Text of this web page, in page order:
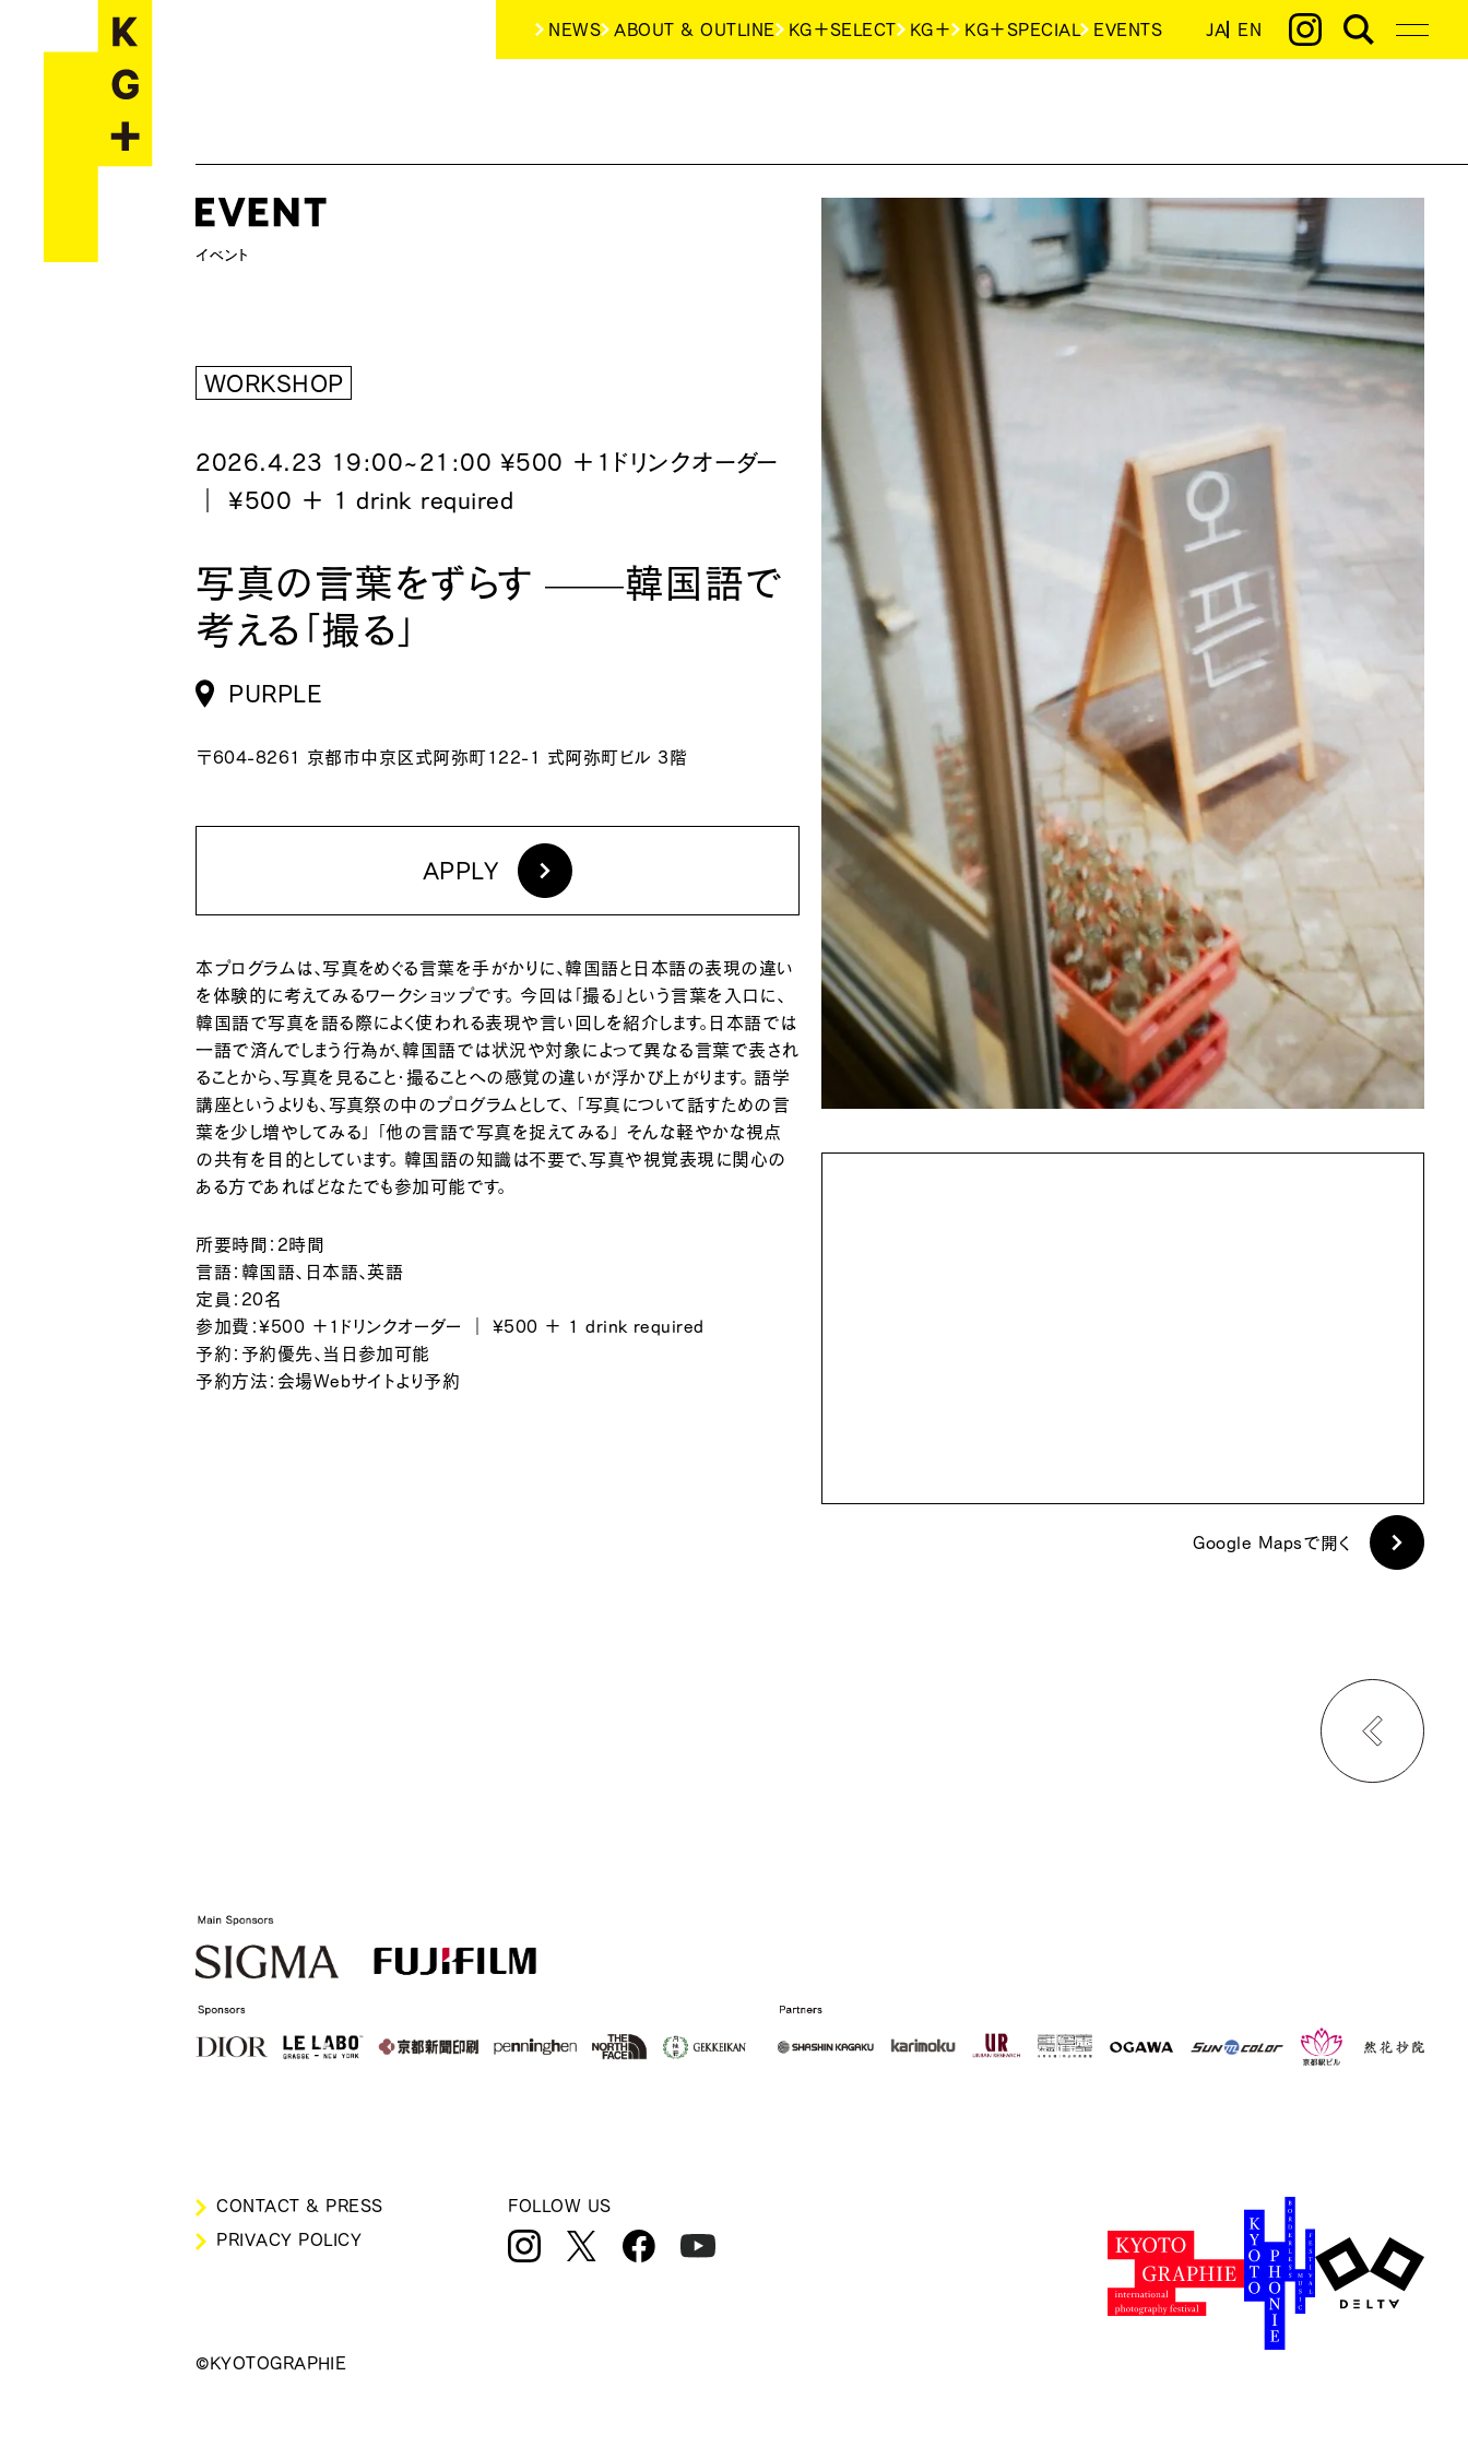
NEWS ABOUT & OUTLINE KG＋SELECT KG＋ KG＋SPECIAL EVENTS JA EN
WORKSHOP
2026.4.23 19:00~21:00 ¥500 ＋1ドリンクオーダー
｜ ¥500 ＋ 1 drink required
写真の言葉をずらす ——韓国語で
考える「撮る」
PURPLE
〒604-8261 京都市中京区式阿弥町122-1 式阿弥町ビル 3階
APPLY
本プログラムは、写真をめぐる言葉を手がかりに、韓国語と日本語の表現の違い
を体験的に考えてみるワークショップです。 今回は「撮る」という言葉を入口に、
韓国語で写真を語る際によく使われる表現や言い回しを紹介します。日本語では
一語で済んでしまう行為が、韓国語では状況や対象によって異なる言葉で表され
ることから、写真を見ること・撮ることへの感覚の違いが浮かび上がります。 語学
講座というよりも、写真祭の中のプログラムとして、 「写真について話すための言
葉を少し増やしてみる」 「他の言語で写真を捉えてみる」 そんな軽やかな視点
の共有を目的としています。 韓国語の知識は不要で、写真や視覚表現に関心の
ある方であればどなたでも参加可能です。
所要時間：2時間
言語：韓国語、日本語、英語
定員：20名
参加費：¥500 ＋1ドリンクオーダー ｜ ¥500 ＋ 1 drink required
予約：予約優先、当日参加可能
予約方法：会場Webサイトより予約
Google Mapsで開く
CONTACT & PRESS
PRIVACY POLICY
FOLLOW US
©KYOTOGRAPHIE